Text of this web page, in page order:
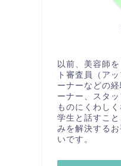
以前、美容師
ト審査員（ア
ーナーなどの
ーナー、スタ
ものにくわし
学生と話すこ
みを解決する
いです。